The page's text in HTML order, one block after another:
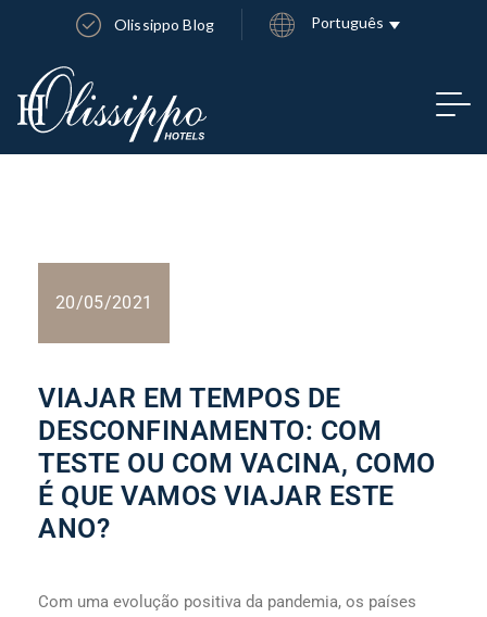
Olissippo Blog Português
20/05/2021
VIAJAR EM TEMPOS DE
DESCONFINAMENTO: COM
TESTE OU COM VACINA, COMO
É QUE VAMOS VIAJAR ESTE
ANO?
Com uma evolução positiva da pandemia, os países